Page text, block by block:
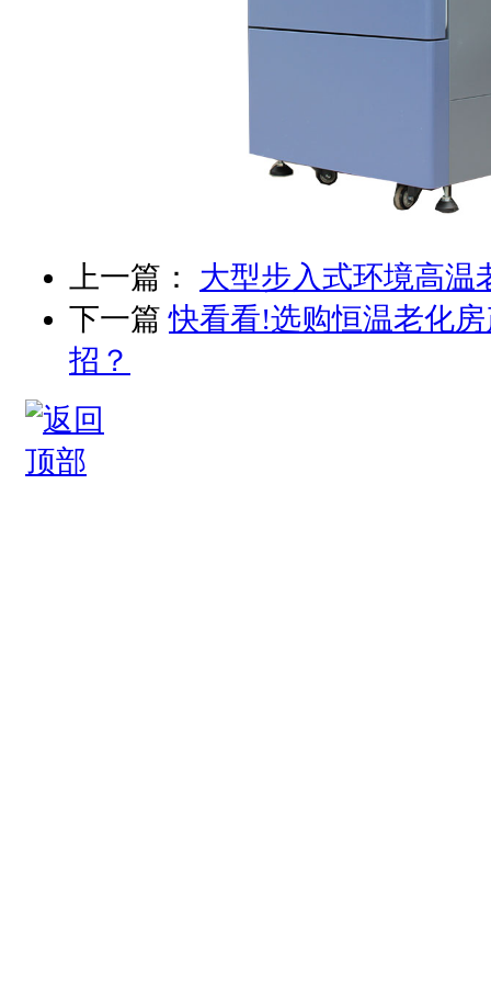
上一篇： 大型步入式环境高温
下一篇快看看!选购恒温老化
招？